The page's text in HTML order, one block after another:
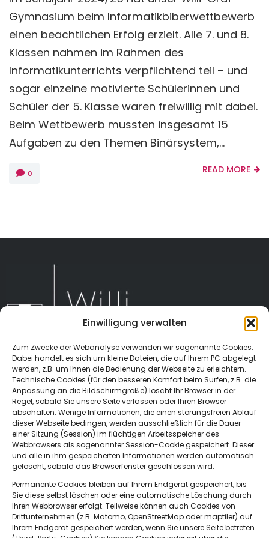
Einwilligung verwalten
Zum Zwecke der Webanalyse verwenden wir sogenannte Cookies.
Dabei handelt es sich um kleine Dateien, die auf Ihrem PC abgelegt
werden, z.B. um Ihnen die Bedienung der Webseite zu erleichtern.
Technische Cookies (für den besseren Komfort beim Surfen, z.B. die
Anpassung an die Bildschirmgröße) löscht Ihr Browser in der
Regel, sobald Sie unsere Seite verlassen oder Ihren Browser
abschalten. Wenige Informationen, die einen störungsfreien Ablauf
dieser Webseite bedingen, werden ausschließlich für die Dauer
einer Sitzung (Session) im flüchtigen Arbeitsspeicher des
Webbrowsers als sogenannter Session-Cookie gespeichert. Dieser
und alle in ihm gespeicherten Informationen werden automatisch
gelöscht, sobald das Browserfenster geschlossen wird.
Permanente Cookies bleiben auf Ihrem Endgerät gespeichert, bis
Sie diese selbst löschen oder eine automatische Löschung durch
Ihren Webbrowser erfolgt. Teilweise können auch Cookies von
Drittunternehmen (z.B. Matomo, OpenStreetMap oder maptiler) auf
Ihrem Endgerät gespeichert werden, wenn Sie unsere Seite betreten
Gymnasium beim Informatikbiberwettbewerb
einen beachtlichen Erfolg erzielt. Alle 7. und 8.
Klassen nahmen im Rahmen des
Informatikunterrichts verpflichtend teil – und
sogar einzelne motivierte Schülerinnen und
Schüler der 5. Klasse waren freiwillig mit dabei.
Beim Wettbewerb mussten insgesamt 15
Aufgaben zu den Themen Binärsystem,...
0 READ MORE
Sachsenweg 3
66121 Saarbrücken
0681 6683511